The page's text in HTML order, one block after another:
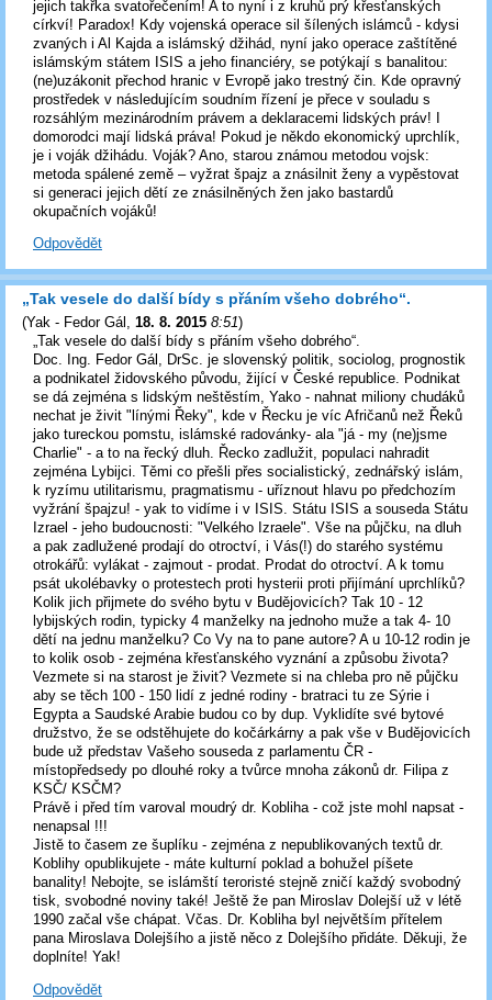
jejich takřka svatořečením! A to nyní i z kruhů prý křesťanských
církví! Paradox! Kdy vojenská operace sil šílených islámců - kdysi
zvaných i Al Kajda a islámský džihád, nyní jako operace zaštítěné
islámským státem ISIS a jeho financiéry, se potýkají s banalitou:
(ne)uzákonit přechod hranic v Evropě jako trestný čin. Kde opravný
prostředek v následujícím soudním řízení je přece v souladu s
rozsáhlým mezinárodním právem a deklaracemi lidských práv! I
domorodci mají lidská práva! Pokud je někdo ekonomický uprchlík,
je i voják džihádu. Voják? Ano, starou známou metodou vojsk:
metoda spálené země – vyžrat špajz a znásilnit ženy a vypěstovat
si generaci jejich dětí ze znásilněných žen jako bastardů
okupačních vojáků!
Odpovědět
„Tak vesele do další bídy s přáním všeho dobrého“.
(Yak - Fedor Gál , 18. 8. 2015 8:51)
„Tak vesele do další bídy s přáním všeho dobrého“.
Doc. Ing. Fedor Gál, DrSc. je slovenský politik, sociolog, prognostik
a podnikatel židovského původu, žijící v České republice. Podnikat
se dá zejména s lidským neštěstím, Yako - nahnat miliony chudáků
nechat je živit "línými Řeky", kde v Řecku je víc Afričanů než Řeků
jako tureckou pomstu, islámské radovánky- ala "já - my (ne)jsme
Charlie" - a to na řecký dluh. Řecko zadlužit, populaci nahradit
zejména Lybijci. Těmi co přešli přes socialistický, zednářský islám,
k ryzímu utilitarismu, pragmatismu - uříznout hlavu po předchozím
vyžrání špajzu! - yak to vidíme i v ISIS. Státu ISIS a souseda Státu
Izrael - jeho budoucnosti: "Velkého Izraele". Vše na půjčku, na dluh
a pak zadlužené prodají do otroctví, i Vás(!) do starého systému
otrokářů: vylákat - zajmout - prodat. Prodat do otroctví. A k tomu
psát ukolébavky o protestech proti hysterii proti přijímání uprchlíků?
Kolik jich přijmete do svého bytu v Budějovicích? Tak 10 - 12
lybijských rodin, typicky 4 manželky na jednoho muže a tak 4- 10
dětí na jednu manželku? Co Vy na to pane autore? A u 10-12 rodin je
to kolik osob - zejména křesťanského vyznání a způsobu života?
Vezmete si na starost je živit? Vezmete si na chleba pro ně půjčku
aby se těch 100 - 150 lidí z jedné rodiny - bratraci tu ze Sýrie i
Egypta a Saudské Arabie budou co by dup. Vyklidíte své bytové
družstvo, že se odstěhujete do kočárkárny a pak vše v Budějovicích
bude už představ Vašeho souseda z parlamentu ČR -
místopředsedy po dlouhé roky a tvůrce mnoha zákonů dr. Filipa z
KSČ/ KSČM?
Právě i před tím varoval moudrý dr. Kobliha - což jste mohl napsat -
nenapsal !!!
Jistě to časem ze šuplíku - zejména z nepublikovaných textů dr.
Koblihy opublikujete - máte kulturní poklad a bohužel píšete
banality! Nebojte, se islámští teroristé stejně zničí každý svobodný
tisk, svobodné noviny také! Ještě že pan Miroslav Dolejší už v létě
1990 začal vše chápat. Včas. Dr. Kobliha byl největším přítelem
pana Miroslava Dolejšího a jistě něco z Dolejšího přidáte. Děkuji, že
doplníte! Yak!
Odpovědět